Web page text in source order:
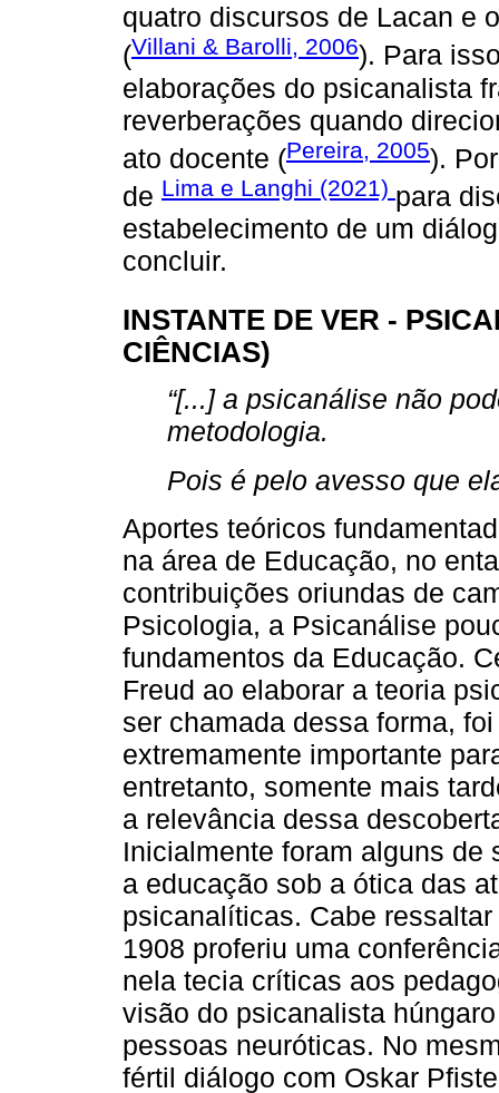
quatro discursos de Lacan e
(Villani & Barolli, 2006). Para
elaborações do psicanalista
reverberações quando
ato docente (Pereira, 2005).
de Lima e Langhi (2021) para
estabelecimento de um
concluir.
INSTANTE DE VER -
CIÊNCIAS)
“[...] a psicanálise não
metodologia.
Pois é pelo avesso que
Aportes teóricos
na área de Educação, no
contribuições oriundas de
Psicologia, a Psicanálise
fundamentos da Educação.
Freud ao elaborar a teoria
ser chamada dessa forma,
extremamente importante
entretanto, somente mais
a relevância dessa
Inicialmente foram alguns
a educação sob a ótica das
psicanalíticas. Cabe
1908 proferiu uma
nela tecia críticas aos
visão do psicanalista
pessoas neuróticas. No
fértil diálogo com Oskar